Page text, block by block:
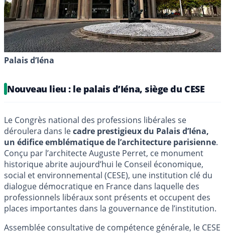
Palais d’Iéna
Nouveau lieu : le palais d’Iéna, siège du CESE
Le Congrès national des professions libérales se
déroulera dans lecadre prestigieux du Palais d’Iéna,
un édifice emblématique de l’architecture parisienne.
Conçu par l’architecte Auguste Perret, ce monument
historique abrite aujourd’hui le Conseil économique,
social et environnemental (CESE), une institution clé du
dialogue démocratique en France dans laquelle des
professionnels libéraux sont présents et occupent des
places importantes dans la gouvernance de l’institution.
Assemblée consultative de compétence générale, le CESE